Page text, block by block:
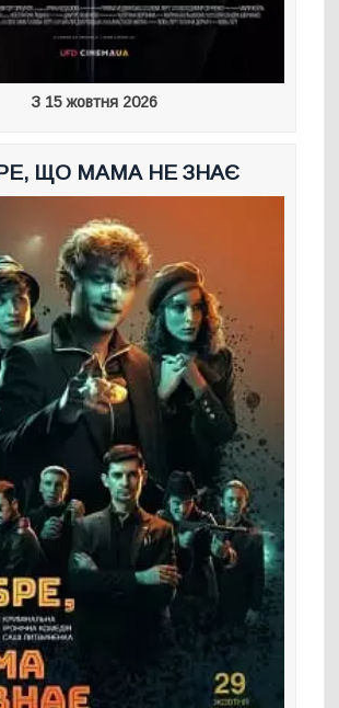
З 15 жовтня 2026
ЩО МАМА НЕ ЗНАЄ